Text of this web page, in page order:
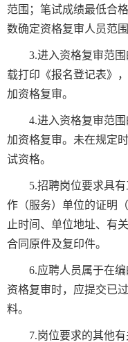
范围；笔试成绩最低合
数确定资格复审人员范围
3.进入资格复审范
载打印《报名登记表》
加资格复审。
4.进入资格复审范
加资格复审。未在规定
试资格。
5.招聘岗位要求具
作（服务）单位的证明
止时间、单位地址、有
合同原件及复印件。
6.应聘人员属于在
资格复审时，应提交已
料。
7.岗位要求的其他